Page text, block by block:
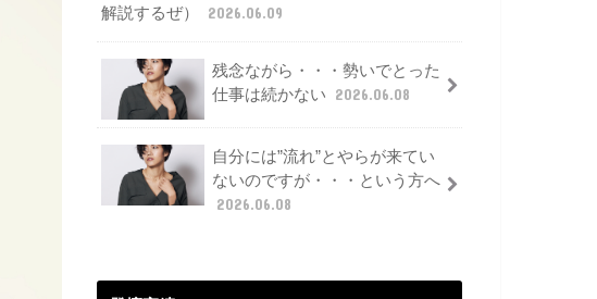
解説するぜ）
2026.06.09
残念ながら・・・勢いでとった
仕事は続かない
2026.06.08
自分には”流れ”とやらが来てい
ないのですが・・・という方へ
2026.06.08